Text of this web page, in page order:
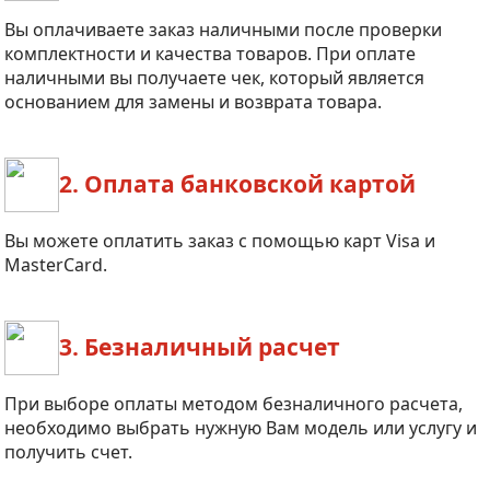
Вы оплачиваете заказ наличными после проверки
комплектности и качества товаров. При оплате
наличными вы получаете чек, который является
основанием для замены и возврата товара.
2. Оплата банковской картой
Вы можете оплатить заказ с помощью карт Visa и
MasterCard.
3. Безналичный расчет
При выборе оплаты методом безналичного расчета,
необходимо выбрать нужную Вам модель или услугу и
получить счет.